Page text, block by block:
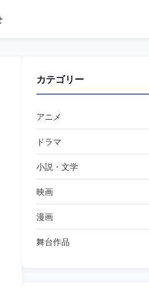
カテゴリー
アニメ
ドラマ
小説・文学
映画
漫画
舞台作品